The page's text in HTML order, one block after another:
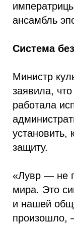
ансамбль
Система
Министр
заявила,
работала
установить,
защиту.
«Лувр — не
мира. Это
и нашей
произошло,